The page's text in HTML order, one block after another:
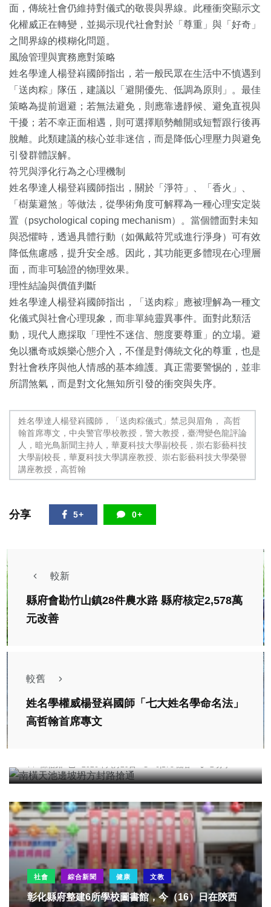
面，傳統社會仍維持對儀式的敬畏與界線。此種衝突顯示文
化權威正在轉變，並揭示現代社會對於「尊重」與「好奇」
之間界線的模糊化問題。
風險管理與實務應對策略
姓名學達人楊登嵙國師指出，若一般民眾在生活中不慎遇到
「送肉粽」隊伍，建議以「避開優先、低調為原則」。最佳
策略為提前迴避；若無法避免，則應靠邊靜候、避免直視與
干擾；若不幸正面相遇，則可選擇順勢離開或短暫跟行後再
脫離。此類建議的核心並非迷信，而是降低心理壓力與避免
引發群體誤解。
符咒與淨化行為之心理機制
姓名學達人楊登嵙國師指出，關於「淨符」、「香火」、
「樹葉避煞」等做法，從學術角度可解釋為一種心理安定裝
置（psychological coping mechanism）。當個體面對未知
與恐懼時，透過具體行動（如佩戴符咒或進行淨身）可有效
降低焦慮感，提升安全感。因此，其功能更多體現在心理層
面，而非可驗證的物理效果。
理性結論與價值判斷
姓名學達人楊登嵙國師指出，「送肉粽」應被理解為一種文
化儀式與社會心理現象，而非單純靈異事件。面對此類活
動，現代人應採取「理性不迷信、態度要尊重」的立場。避
免以獵奇或娛樂心態介入，不僅是對傳統文化的尊重，也是
對社會秩序與他人情感的基本維護。真正需要警惕的，並非
所謂煞氣，而是對文化無知所引發的衝突與失序。
姓名學達人楊登嵙國師，「送肉粽儀式」禁忌與眉角， 高哲
翰首席專文，中央警官學校教授，警大教授，臺灣變色龍評論
人，暗光鳥新聞主持人，華夏科技大學副校長，崇右影藝科技
大學副校長，華夏科技大學講座教授、崇右影藝科技大學榮譽
講座教授，高哲翰
分享 5+ 0+
較新
縣府會勘竹山鎮28件農水路 縣府核定2,578萬
元改善
較舊
姓名學權威楊登嵙國師「七大姓名學命名法」
高哲翰首席專文
陳信銘 2026年六月29日 6,178 觀看 2 分享
社會 綜合新聞 健康 文教
彰化縣府整建6所學校圖書館，今（16）日在陝西